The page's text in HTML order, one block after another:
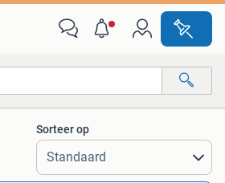
Alle afstanden…
Sorteer op